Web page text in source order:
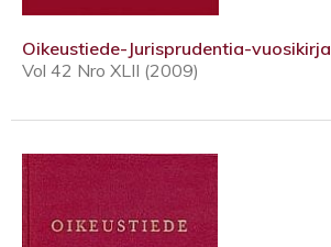
Oikeustiede-Jurisprudentia-vuosikirja
Vol 42 Nro XLII (2009)